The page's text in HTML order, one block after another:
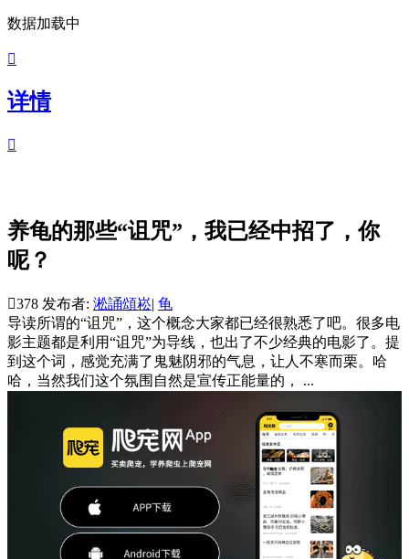
数据加载中

详情

养龟的那些“诅咒”，我已经中招了，你
呢？
378 发布者: 淞誦頌崧| 龟
导读所谓的“诅咒”，这个概念大家都已经很熟悉了吧。很多电
影主题都是利用“诅咒”为导线，也出了不少经典的电影了。提
到这个词，感觉充满了鬼魅阴邪的气息，让人不寒而栗。哈
哈，当然我们这个氛围自然是宣传正能量的， ...